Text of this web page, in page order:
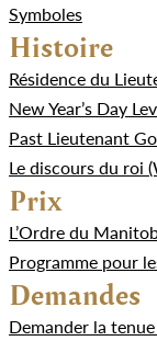
Symboles
Histoire
Résidence du
New Year’s Day
Past Lieutenant
Le discours du roi
Prix
L’Ordre du
Programme pour
Demandes
Demander la